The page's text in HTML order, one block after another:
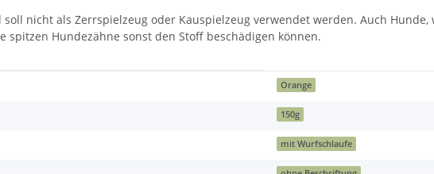
nicht als Zerrspielzeug oder Kauspielzeug verwendet werden. Auch
spitzen Hundezähne sonst den Stoff beschädigen können.
Orange
150g
mit Wurfschlaufe